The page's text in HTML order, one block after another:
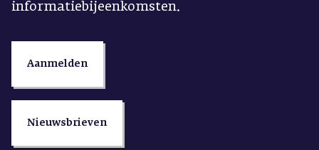
informatiebijeenkomsten.
Aanmelden
Nieuwsbrieven